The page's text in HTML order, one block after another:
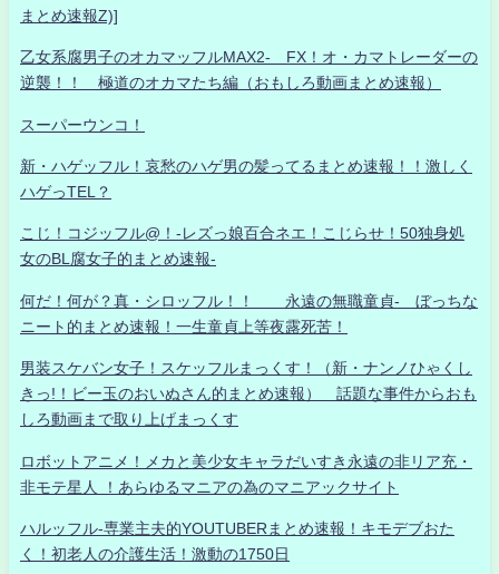
まとめ速報Z)]
乙女系腐男子のオカマッフルMAX2- FX！オ・カマトレーダーの
逆襲！！ 極道のオカマたち編（おもしろ動画まとめ速報）
スーパーウンコ！
新・ハゲッフル！哀愁のハゲ男の髪ってるまとめ速報！！激しく
ハゲっTEL？
こじ！コジッフル@！-レズっ娘百合ネエ！こじらせ！50独身処
女のBL腐女子的まとめ速報-
何だ！何が？真・シロッフル！！ 永遠の無職童貞- ぼっちな
ニート的まとめ速報！一生童貞上等夜露死苦！
男装スケバン女子！スケッフルまっくす！（新・ナンノひゃくし
きっ!！ビー玉のおいぬさん的まとめ速報） 話題な事件からおも
しろ動画まで取り上げまっくす
ロボットアニメ！メカと美少女キャラだいすき永遠の非リア充・
非モテ星人 ！あらゆるマニアの為のマニアックサイト
ハルッフル-専業主夫的YOUTUBERまとめ速報！キモデブおた
く！初老人の介護生活！激動の1750日